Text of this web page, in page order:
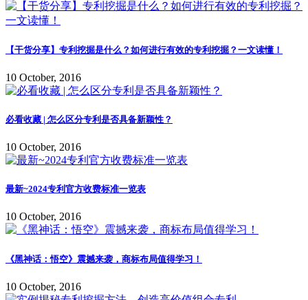
【干货分享】专利挖掘是什么？如何进行有效的专利挖掘？一文读懂！
10 October, 2016
必看收藏 | 怎么区分专利是否具备新颖性？
10 October, 2016
最新~2024专利官方收费标准一览表
10 October, 2016
《黑神话：悟空》震撼来袭，商标布局值得学习！
10 October, 2016